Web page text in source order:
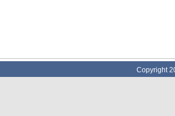
Copyright